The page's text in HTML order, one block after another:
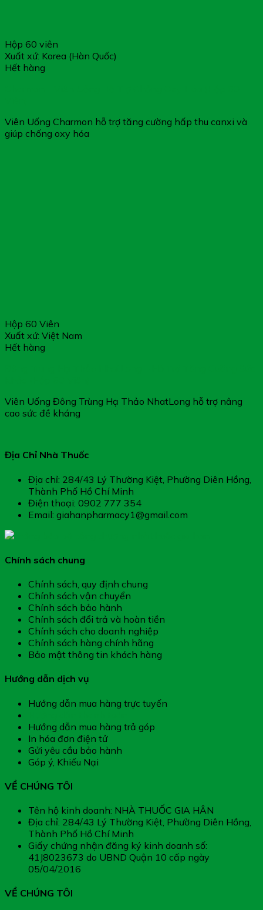
Hộp 60 viên
Xuất xứ: Korea (Hàn Quốc)
Hết hàng
Viên Uống Charmon hỗ trợ tăng cường hấp thu canxi và
giúp chống oxy hóa
Hộp 60 Viên
Xuất xứ: Việt Nam
Hết hàng
Viên Uống Đông Trùng Hạ Thảo NhatLong hỗ trợ nâng
cao sức đề kháng
Địa Chỉ Nhà Thuốc
Địa chỉ: 284/43 Lý Thường Kiệt, Phường Diên Hồng,
Thành Phố Hồ Chí Minh
Điện thoại: 0902 777 354
Email: giahanpharmacy1@gmail.com
Chính sách chung
Chính sách, quy định chung
Chính sách vận chuyển
Chính sách bảo hành
Chính sách đổi trả và hoàn tiền
Chính sách cho doanh nghiệp
Chính sách hàng chính hãng
Bảo mật thông tin khách hàng
Hướng dẫn dịch vụ
Hướng dẫn mua hàng trực tuyến
Hướng dẫn mua hàng trả góp
In hóa đơn điện tử
Gửi yêu cầu bảo hành
Góp ý, Khiếu Nại
VỀ CHÚNG TÔI
Tên hộ kinh doanh: NHÀ THUỐC GIA HÂN
Địa chỉ: 284/43 Lý Thường Kiệt, Phường Diên Hồng,
Thành Phố Hồ Chí Minh
Giấy chứng nhận đăng ký kinh doanh số:
41J8023673 do UBND Quận 10 cấp ngày
05/04/2016
VỀ CHÚNG TÔI